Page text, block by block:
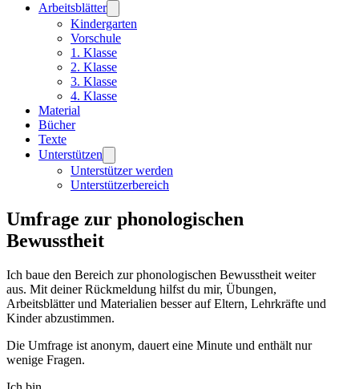
Arbeitsblätter
Kindergarten
Vorschule
1. Klasse
2. Klasse
3. Klasse
4. Klasse
Material
Bücher
Texte
Unterstützen
Unterstützer werden
Unterstützerbereich
Umfrage zur phonologischen
Bewusstheit
Ich baue den Bereich zur phonologischen Bewusstheit weiter
aus. Mit deiner Rückmeldung hilfst du mir, Übungen,
Arbeitsblätter und Materialien besser auf Eltern, Lehrkräfte und
Kinder abzustimmen.
Die Umfrage ist anonym, dauert eine Minute und enthält nur
wenige Fragen.